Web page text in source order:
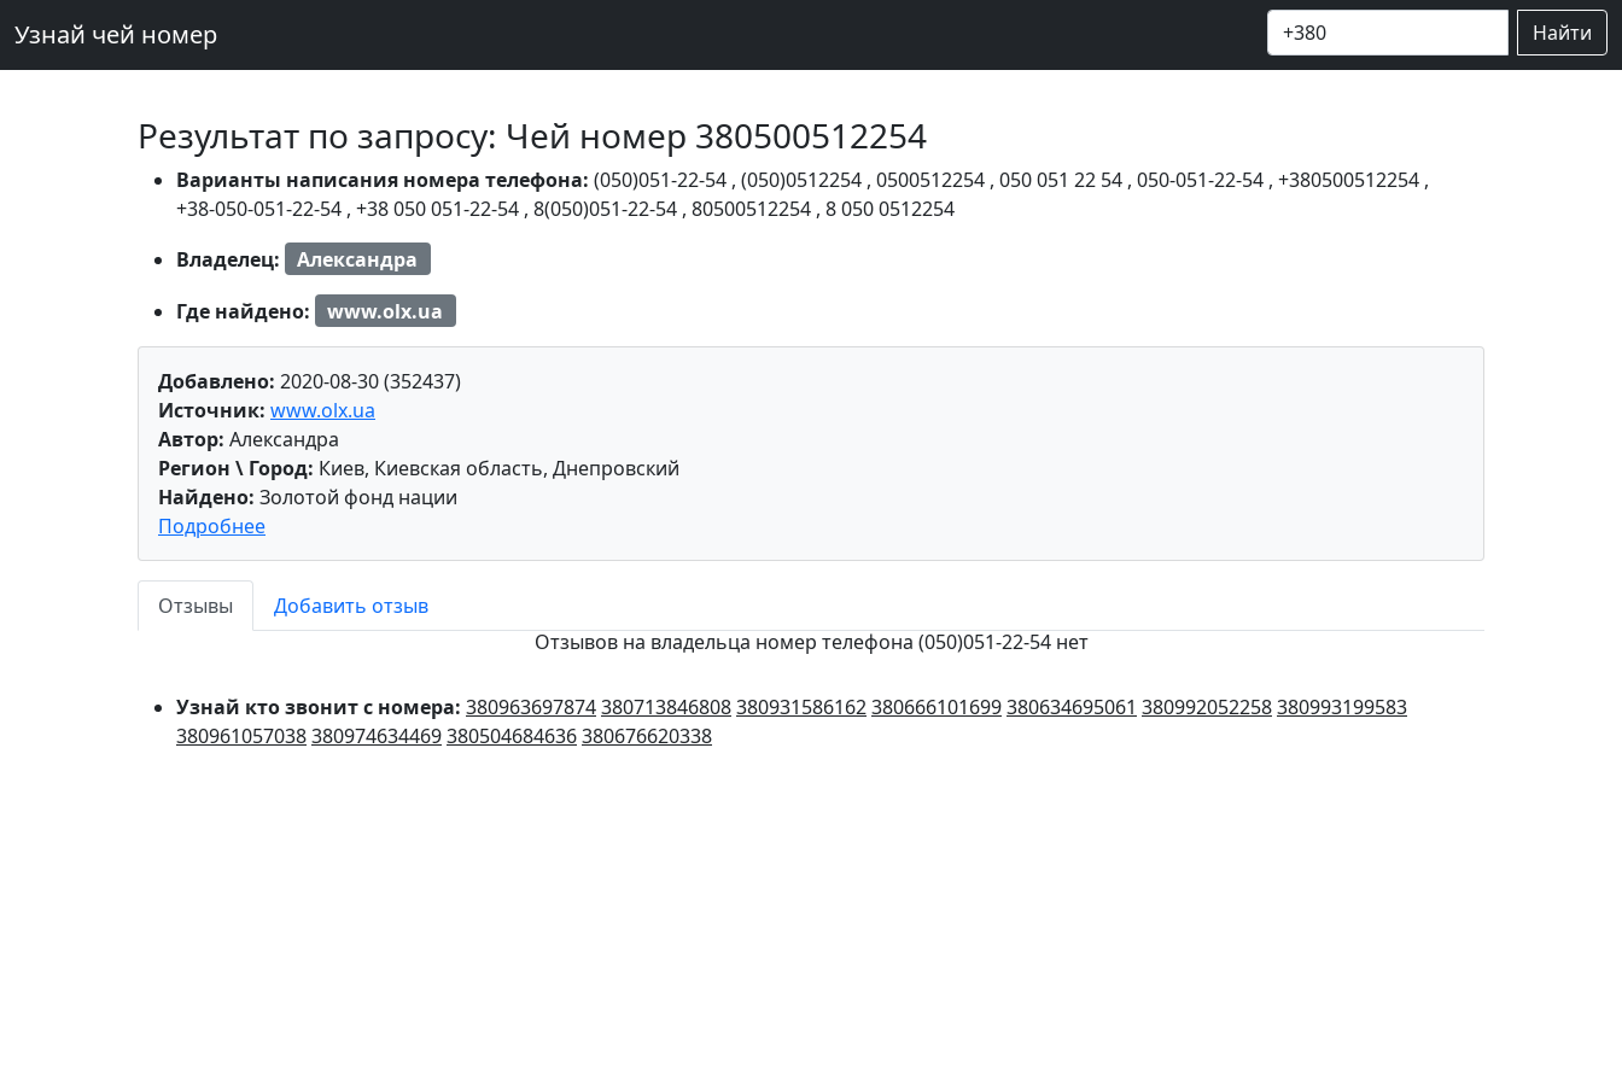
Узнай чей номер Найти
Результат по запросу: Чей номер 380500512254
Варианты написания номера телефона: (050)051-22-54 , (050)0512254 , 0500512254 , 050 051 22 54 , 050-051-22-54 , +380500512254 ,
+38-050-051-22-54 , +38 050 051-22-54 , 8(050)051-22-54 , 80500512254 , 8 050 0512254
Владелец:
Александра
Где найдено:
www.olx.ua
Добавлено: 2020-08-30 (352437)
Источник: www.olx.ua
Автор: Александра
Регион \ Город: Киев, Киевская область, Днепровский
Найдено: Золотой фонд нации
Подробнее
Отзывы
Добавить отзыв
Отзывов на владельца номер телефона (050)051-22-54 нет
Узнай кто звонит с номера: 380963697874380713846808380931586162380666101699380634695061 380992052258380993199583
380961057038380974634469380504684636380676620338